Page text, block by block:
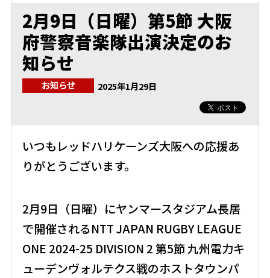
2月9日（日曜）第5節 大阪
府警察音楽隊出演決定のお
知らせ
お知らせ 2025年1月29日
いつもレッドハリケーンズ大阪への応援あ
りがとうございます。
2月9日（日曜）にヤンマースタジアム長居
で開催されるNTT JAPAN RUGBY LEAGUE
ONE 2024-25 DIVISION 2 第5節 九州電力キ
ューデンヴォルテクス戦のホストタウンパ